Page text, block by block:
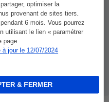
optimiser la
provenant de sites tiers.
6 mois. Vous pourrez
utilisant le lien « paramétrer
page.
jour le 12/07/2024
& FERMER